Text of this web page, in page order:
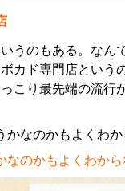
うのもある。なん
カド専門店という
こり最先端の流行
なのかもよくわから